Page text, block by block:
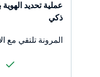
عملية تحديد
ذكي
المرونة تلتقي مع